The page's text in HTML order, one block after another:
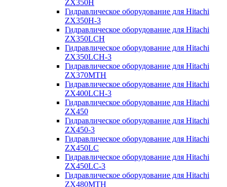
ZX350H
Гидравлическое оборудование для Hitachi
ZX350H-3
Гидравлическое оборудование для Hitachi
ZX350LCH
Гидравлическое оборудование для Hitachi
ZX350LCH-3
Гидравлическое оборудование для Hitachi
ZX370MTH
Гидравлическое оборудование для Hitachi
ZX400LCH-3
Гидравлическое оборудование для Hitachi
ZX450
Гидравлическое оборудование для Hitachi
ZX450-3
Гидравлическое оборудование для Hitachi
ZX450LC
Гидравлическое оборудование для Hitachi
ZX450LC-3
Гидравлическое оборудование для Hitachi
ZX480MTH